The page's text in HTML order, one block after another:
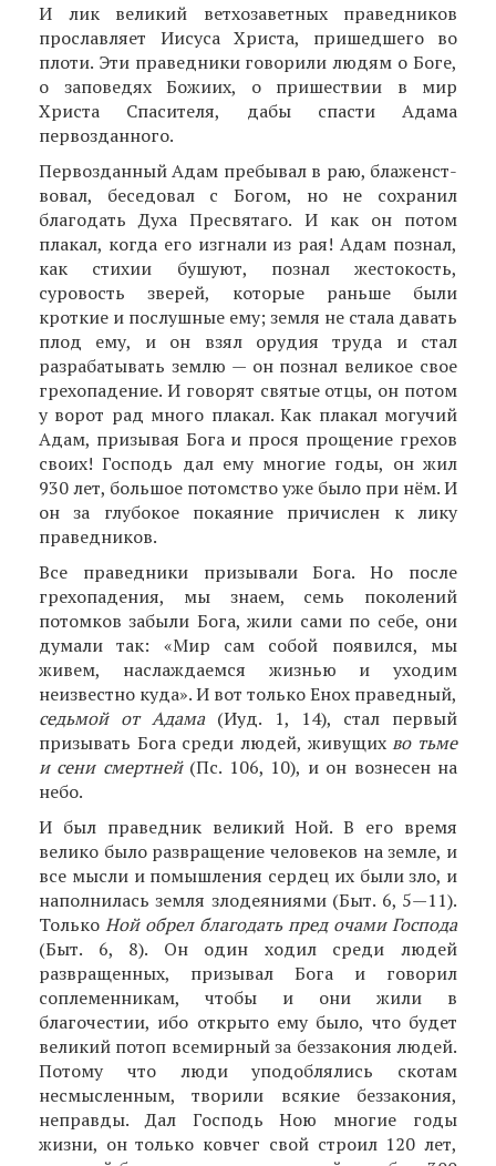
И лик великий ветхозаветных праведников
прос­лавляет Иисуса Христа, пришедшего во
плоти. Эти праведники говорили людям о Боге,
о заповедях Божиих, о пришествии в мир
Христа Спасителя, дабы спасти Адама
первозданного.
Первозданный Адам пребывал в раю, блаженст­
вовал, беседовал с Богом, но не сохранил
благодать Духа Пресвятаго. И как он потом
плакал, когда его изгнали из рая! Адам познал,
как стихии бушуют, познал жестокость,
суровость зверей, которые рань­ше были
кроткие и послушные ему; земля не стала давать
плод ему, и он взял орудия труда и стал
разрабатывать землю — он познал великое свое
грехопадение. И говорят святые отцы, он потом
у ворот рад много плакал. Как плакал могучий
Адам, призывая Бога и прося прощение грехов
своих! Господь дал ему многие годы, он жил
930 лет, большое потомство уже было при нём. И
он за глубокое покаяние причислен к лику
праведников.
Все праведники призывали Бога. Но после
грехопадения, мы знаем, семь поколений
потомков забыли Бога, жили сами по себе, они
думали так: «Мир сам собой появился, мы
живем, наслаждаемся жизнью и уходим
неизвестно куда». И вот только Енох праведный,
седьмой от Адама(Иуд. 1, 14), стал первый
призывать Бога среди людей, живущихво тьме
и сени смертней(Пс. 106, 10), и он вознесен на
небо.
И был праведник великий Ной. В его время
велико было развращение человеков на земле, и
все мысли и помышления сердец их были зло, и
наполнилась земля злодеяниями (Быт. 6, 5—11).
Только Ной обрел благодать пред очами Господа
(Быт. 6, 8). Он один ходил среди людей
развращенных, призы­вал Бога и говорил
соплеменникам, чтобы и они жили в
благочестии, ибо открыто ему было, что будет
великий потоп всемирный за беззакония людей.
Потому что люди уподоблялись скотам
несмысленным, творили всякие беззакония,
неправ­ды. Дал Господь Ною многие годы
жизни, он только ковчег свой строил 120 лет,